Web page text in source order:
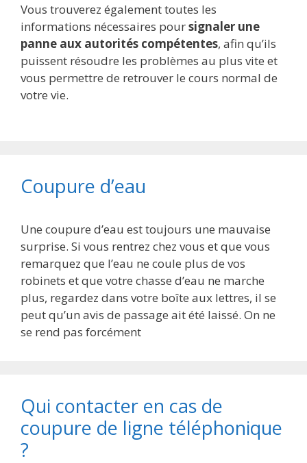
Vous trouverez également toutes les
informations nécessaires poursignaler une
panne aux autorités compétentes, afin qu’ils
puissent résoudre les problèmes au plus vite et
vous permettre de retrouver le cours normal de
votre vie.
Coupure d’eau
Une coupure d’eau est toujours une mauvaise
surprise. Si vous rentrez chez vous et que vous
remarquez que l’eau ne coule plus de vos
robinets et que votre chasse d’eau ne marche
plus, regardez dans votre boîte aux lettres, il se
peut qu’un avis de passage ait été laissé. On ne
se rend pas forcément
Qui contacter en cas de
coupure de ligne téléphonique
?